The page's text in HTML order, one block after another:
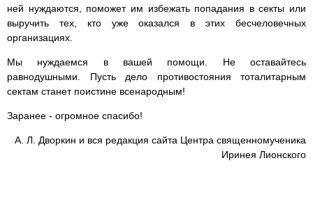
ней нуждаются, поможет им избежать попадания в секты или
выручить тех, кто уже оказался в этих бесчеловечных
организациях.
Мы нуждаемся в вашей помощи. Не оставайтесь
равнодушными. Пусть дело противостояния тоталитарным
сектам станет поистине всенародным!
Заранее - огромное спасибо!
А. Л. Дворкин и вся редакция сайта Центра священномученика
Иринея Лионского